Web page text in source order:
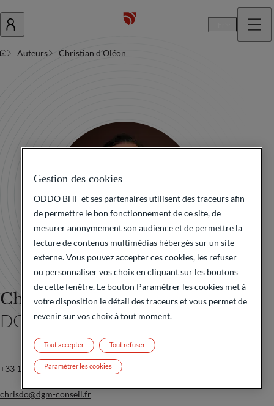
Auteurs Christian d’Oléon
Christian d’Oléon
DGM
+33 1 40 70 11 89
chrisdo@dgm-conseil.fr
Gestion des cookies
ODDO BHF et ses partenaires utilisent des traceurs afin
de permettre le bon fonctionnement de ce site, de
mesurer anonymement son audience et de permettre la
lecture de contenus multimédias hébergés sur un site
externe. Vous pouvez accepter ces cookies, les refuser
ou personnaliser vos choix en cliquant sur les boutons
de cette fenêtre. Le bouton Paramétrer les cookies met à
votre disposition le détail des traceurs et vous permet de
revenir sur vos choix à tout moment.
Tout refuser
Tout accepter
Paramétrer les cookies